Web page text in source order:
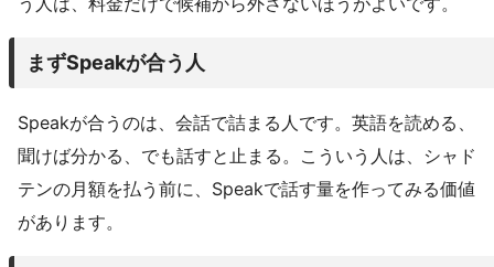
まずSpeakが合う人
Speakが合うのは、会話で詰まる人です。英語を読める、
聞けば分かる、でも話すと止まる。こういう人は、シャド
テンの月額を払う前に、Speakで話す量を作ってみる価値
があります。